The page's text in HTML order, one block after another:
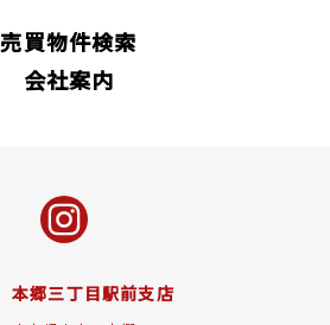
売買物件検索
会社案内
本郷三丁目駅前支店